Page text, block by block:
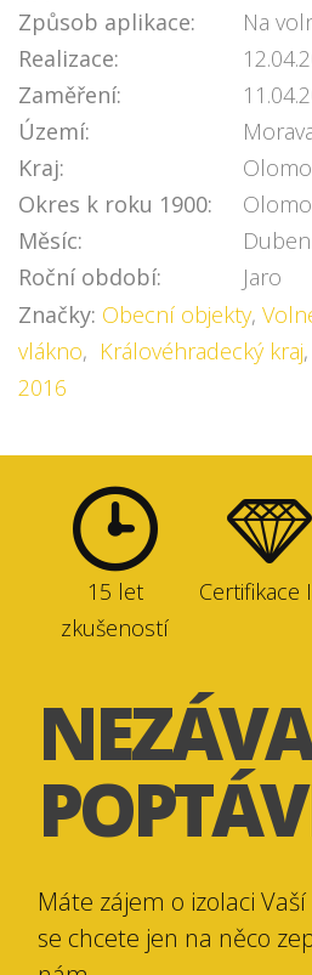
Způsob aplikace:
Na
Realizace:
Zaměření:
Území:
Kraj:
Okres k roku 1900:
Měsíc:
Duben
Roční období:
Jaro
Značky: Obecní objekty,
vlákno, Královéhradecký kraj,
2016
15 let
zkušeností
Certifikace
Máte zájem o izolaci
se chcete jen na něco